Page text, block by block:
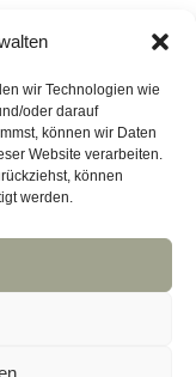
wir Technologien wie
oder darauf
können wir Daten
Website verarbeiten.
können
werden.